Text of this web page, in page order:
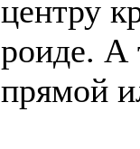
центру
роиде. А
прямой